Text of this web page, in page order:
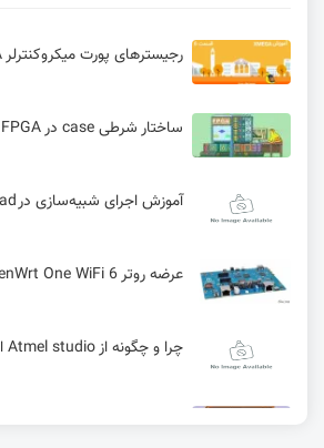
رجیسترهای پورت میکروکنترلر XMEGA
ساختار شرطی case در FPGA
آموزش اجرای شبیه‌سازی در KiCad با ngspice | تحلیل AC ،DC و Transient
عرضه روتر OpenWrt One WiFi 6 مجهز به تراشه Filogic 820 SoC به بازار
چرا و چگونه از Atmel studio استفاده کنیم؟